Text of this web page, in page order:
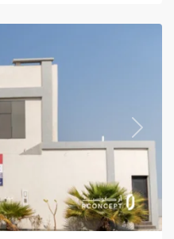
Next